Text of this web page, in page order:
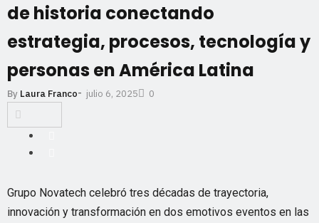
de historia conectando
estrategia, procesos, tecnología y
personas en América Latina
By Laura Franco- julio 6, 2025 0
Grupo Novatech celebró tres décadas de trayectoria,
innovación y transformación en dos emotivos eventos en las